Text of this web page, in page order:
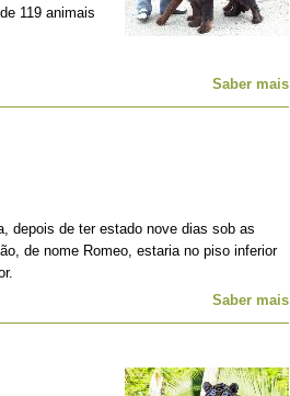
119 animais
Saber mais
depois de ter estado nove dias sob as
de nome Romeo, estaria no piso inferior
Saber mais